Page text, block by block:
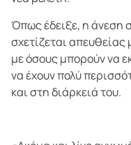
Όπως έδειξε, η άνεση
σχετίζεται
με όσους μπορούν να
να έχουν πολύ
και στη διάρκειά του.